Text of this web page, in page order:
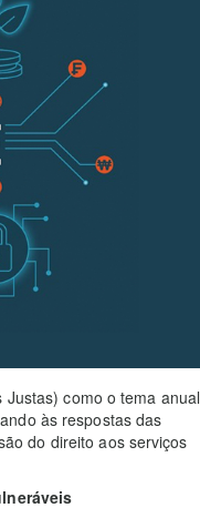
Justas) como o tema anual
às respostas das
do direito aos serviços